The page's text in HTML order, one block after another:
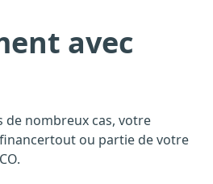
avec
de nombreux cas, votre
ou partie de votre